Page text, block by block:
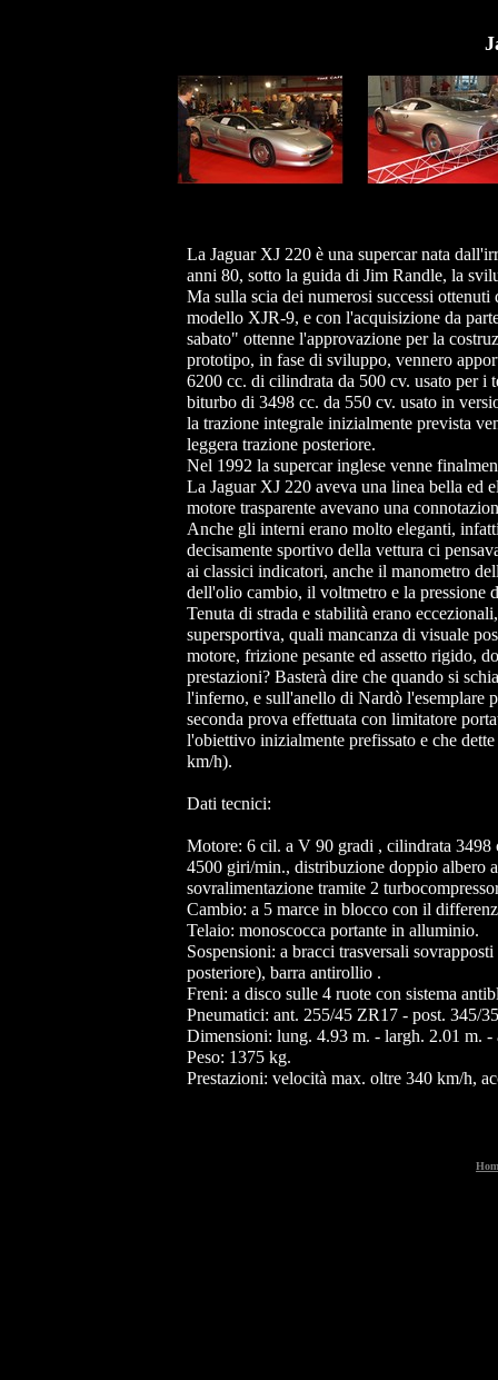
La Jaguar XJ 220 è una supercar nata
anni 80, sotto la guida di Jim Randle, la
Ma sulla scia dei numerosi successi
modello XJR-9, e con l'acquisizione da
sabato" ottenne l'approvazione per la
prototipo, in fase di sviluppo, vennero
6200 cc. di cilindrata da 500 cv. usato per i
biturbo di 3498 cc. da 550 cv. usato in
la trazione integrale inizialmente prevista
leggera trazione posteriore.
Nel 1992 la supercar inglese venne
La Jaguar XJ 220 aveva una linea bella ed
motore trasparente avevano una
Anche gli interni erano molto eleganti,
decisamente sportivo della vettura ci
ai classici indicatori, anche il manometro
dell'olio cambio, il voltmetro e la pressione
Tenuta di strada e stabilità erano
supersportiva, quali mancanza di visuale
motore, frizione pesante ed assetto rigido,
prestazioni? Basterà dire che quando si
l'inferno, e sull'anello di Nardò l'esemplare
seconda prova effettuata con limitatore
l'obiettivo inizialmente prefissato e che
km/h).
Dati tecnici:
Motore: 6 cil. a V 90 gradi , cilindrata 3498
4500 giri/min., distribuzione doppio albero
sovralimentazione tramite 2
Cambio: a 5 marce in blocco con il
Telaio: monoscocca portante in alluminio.
Sospensioni: a bracci trasversali
posteriore), barra antirollio .
Freni: a disco sulle 4 ruote con sistema
Pneumatici: ant. 255/45 ZR17 - post. 345/
Dimensioni: lung. 4.93 m. - largh. 2.01 m. -
Peso: 1375 kg.
Prestazioni: velocità max. oltre 340 km/h,